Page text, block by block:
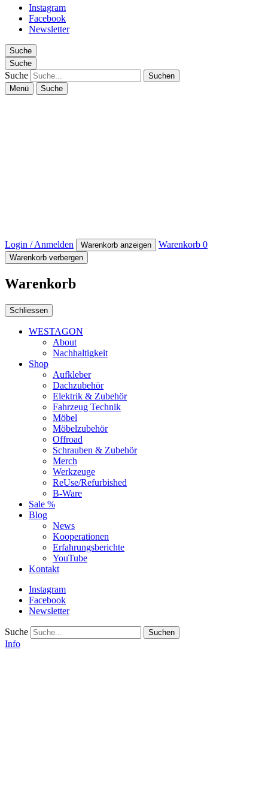
Instagram
Facebook
Newsletter
Suche
Suche
Suche
Menü Suche
Login / Anmelden Warenkorb anzeigen Warenkorb 0
Warenkorb verbergen
Warenkorb
Schliessen
WESTAGON
About
Nachhaltigkeit
Shop
Aufkleber
Dachzubehör
Elektrik & Zubehör
Fahrzeug Technik
Möbel
Möbelzubehör
Offroad
Schrauben & Zubehör
Merch
Werkzeuge
ReUse/Refurbished
B-Ware
Sale %
Blog
News
Kooperationen
Erfahrungsberichte
YouTube
Kontakt
Instagram
Facebook
Newsletter
Suche
Info